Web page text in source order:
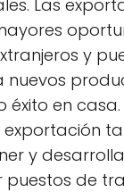
Las
y
en casa.
y
puestos de